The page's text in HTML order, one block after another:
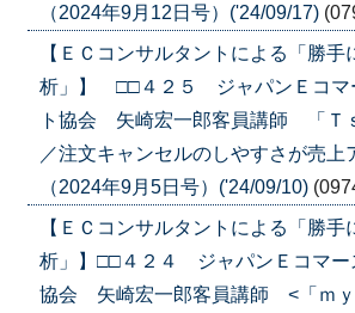
（2024年9月12日号）('24/09/17)
【ＥＣコンサルタントによる「勝手
析」】 □□４２５ ジャパンＥコマ
ト協会 矢崎宏一郎客員講師 「Ｔ
／注文キャンセルのしやすさが売上
（2024年9月5日号）('24/09/10)
【ＥＣコンサルタントによる「勝手
析」】□□４２４ ジャパンＥコマー
協会 矢崎宏一郎客員講師 <「ｍ